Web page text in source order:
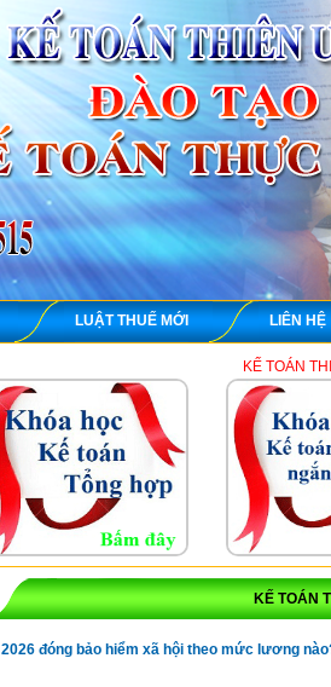
LUẬT THUẾ MỚI LIÊN HỆ
KẾ TOÁN THIÊN ƯNG
KẾ TOÁN
2026 đóng bảo hiểm xã hội theo mức lương